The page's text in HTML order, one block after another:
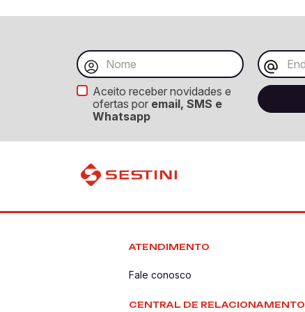
Aceito receber novidades e
ofertas por email, SMS e
Whatsapp
ATENDIMENTO
Fale conosco
CENTRAL DE RELACIONAMENTO